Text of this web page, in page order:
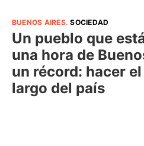
BUENOS AIRES.SOCIEDAD
Un pueblo que
una hora de
un récord: hacer
largo del país